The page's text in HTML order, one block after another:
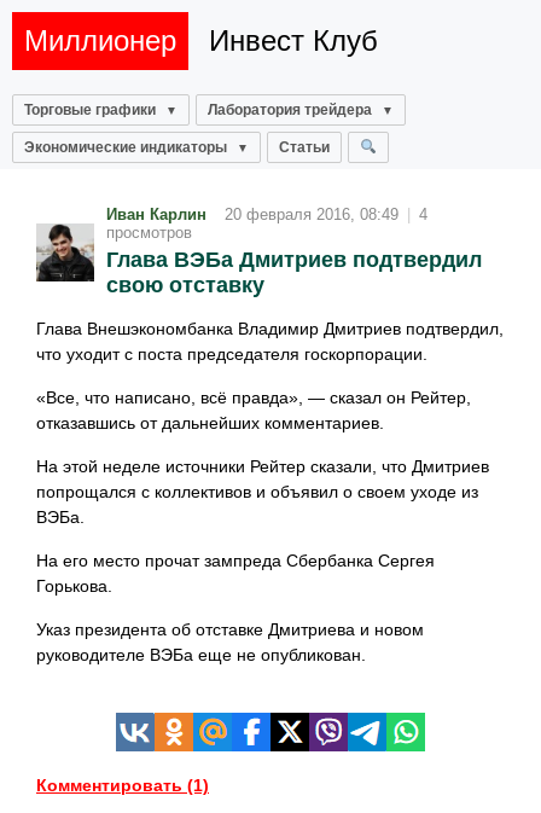
Миллионер Инвест Клуб
Торговые графики Лаборатория трейдера
Экономические индикаторы Статьи
Иван Карлин 20 февраля 2016, 08:49
4
просмотров
Глава ВЭБа Дмитриев подтвердил
свою отставку
Глава Внешэкономбанка Владимир Дмитриев подтвердил,
что уходит с поста председателя госкорпорации.
«Все, что написано, всё правда», — сказал он Рейтер,
отказавшись от дальнейших комментариев.
На этой неделе источники Рейтер сказали, что Дмитриев
попрощался с коллективов и объявил о своем уходе из
ВЭБа.
На его место прочат зампреда Сбербанка Сергея
Горькова.
Указ президента об отставке Дмитриева и новом
руководителе ВЭБа еще не опубликован.
Комментировать (1)